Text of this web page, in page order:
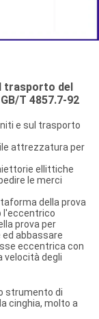
trasporto del
T 4857.7-92
e sul trasporto
attrezzatura per
ellittiche
le merci
della prova
l'eccentrico
prova per
ed abbassare
eccentrica con
velocità degli
strumento di
cinghia, molto a